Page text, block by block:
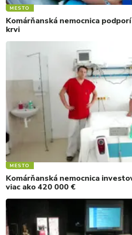
MESTO
Komárňanská nemocnica
krvi
MESTO
Komárňanská nemocnica
viac ako 420 000 €